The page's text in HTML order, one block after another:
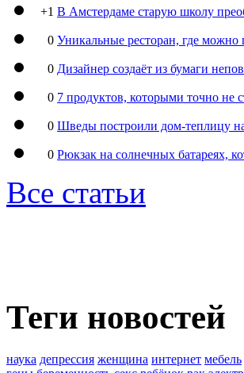
+1 В Амстердаме старую школу
0 Уникальные ресторан, где можно
0 Дизайнер создаёт из бумаги
0 7 продуктов, которыми точно не
0 Шведы построили дом-теплицу на
0 Рюкзак на солнечных батареях,
Все статьи
Теги новостей
наука депрессия женщина интернет мебель